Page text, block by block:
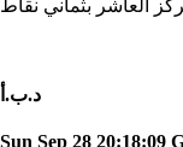
د.ب.أ
Sun Sep 28 20:18:09